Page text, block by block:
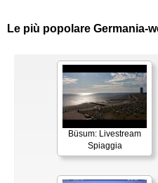
Le più popolare Germania-
Büsum: Livestream
Spiaggia